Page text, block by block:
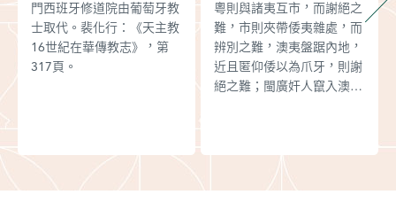
門西班牙修道院由葡萄牙教
士取代。裴化行：《天主教
16世紀在華傳教志》，第
317頁。
粵則與諸夷互市，而謝絕之
難，市則夾帶倭夷雜處，而
辨別之難，澳夷盤踞內地，
近且匿仰倭以為爪牙，則謝
絕之難；閩廣奸人竄入澳中